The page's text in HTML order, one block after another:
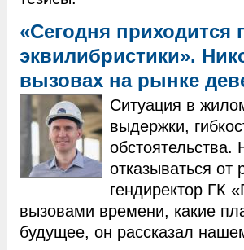
«Сегодня приходится
эквилибристики».
вызовах на рынке
Ситуация в
выдержки,
обстоятельства.
отказываться от
гендиректор ГК
вызовами времени, какие
будущее, он рассказал